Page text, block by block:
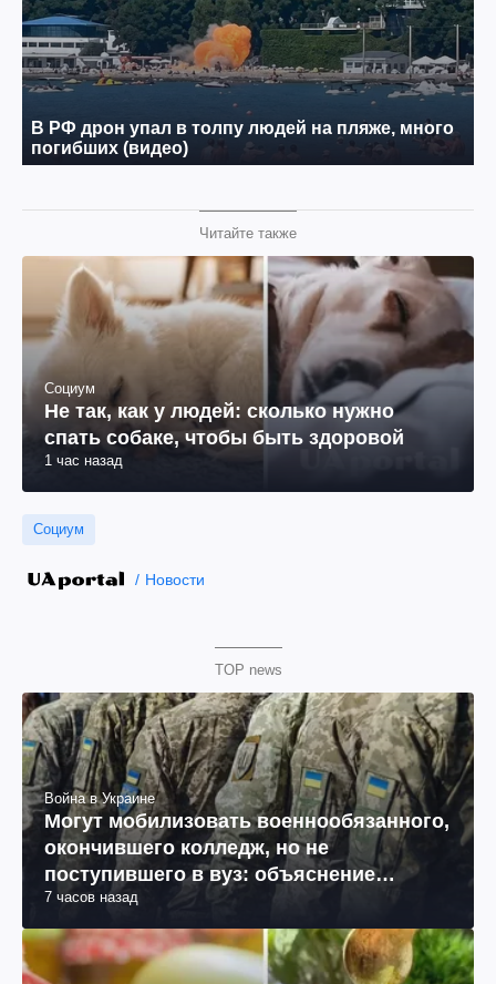
Читайте также
Социум
Не так, как у людей: сколько нужно
спать собаке, чтобы быть здоровой
1 час назад
Социум
Новости
TOP news
Война в Украине
Могут мобилизовать военнообязанного,
окончившего колледж, но не
поступившего в вуз: объяснение
юриста
7 часов назад